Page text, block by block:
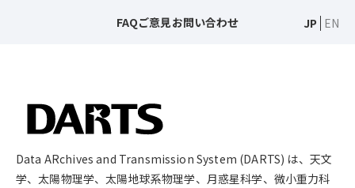
FAQご意見お問い合わせ JP EN
Data ARchives and Transmission System (DARTS) は、天文
学、太陽物理学、太陽地球系物理学、月惑星科学、微小重力科